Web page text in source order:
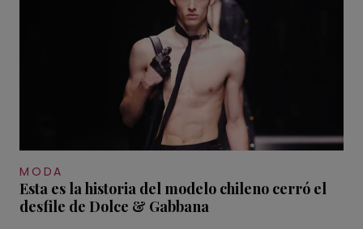
MODA
Esta es la historia del modelo chileno cerró el
desfile de Dolce & Gabbana